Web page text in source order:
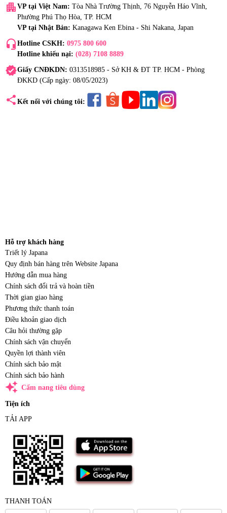
apartment VP tại Việt Nam: Tòa Nhà Trường Thịnh, 76 Nguyễn Háo Vĩnh,
Phường Phú Thọ Hòa, TP. HCM
VP tại Nhật Bản: Kanagawa Ken Ebina - Shi Nakana, Japan
headset_mic Hotline CSKH: 0975 800 600
Hotline khiếu nại: (028) 7108 8889
verifiedGiấy CNĐKDN: 0313518985 - Sở KH & ĐT TP. HCM - Phòng
ĐKKD (Cấp ngày: 08/05/2023)
share Kết nối với chúng tôi:
Hỗ trợ khách hàng
Triết lý Japana
Quy định bán hàng trên Website Japana
Hướng dẫn mua hàng
Chính sách đổi trả và hoàn tiền
Thời gian giao hàng
Phương thức thanh toán
Điều khoản giao dịch
Câu hỏi thường gặp
Chính sách vận chuyển
Quyền lợi thành viên
Chính sách bảo mật
Chính sách bảo hành
auto_awesome Cẩm nang tiêu dùng
Tiện ích
TẢI APP
THANH TOÁN